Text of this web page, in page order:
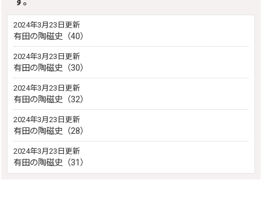
2024年3月23日更新
有田の陶磁史（40）
2024年3月23日更新
有田の陶磁史（30）
2024年3月23日更新
有田の陶磁史（32）
2024年3月23日更新
有田の陶磁史（28）
2024年3月23日更新
有田の陶磁史（31）